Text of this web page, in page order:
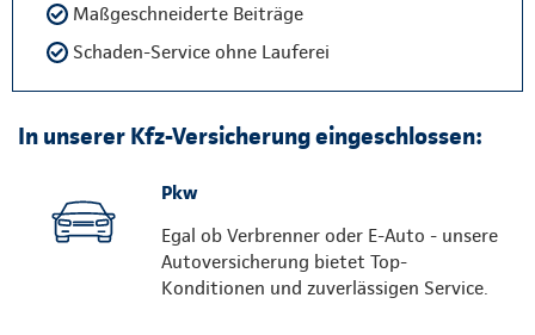
Maßgeschneiderte Beiträge
Schaden-Service ohne Lauferei
In unserer Kfz-Versicherung eingeschlossen:
Pkw
Egal ob Verbrenner oder E-Auto - unsere
Autoversicherung bietet Top-
Konditionen und zuverlässigen Service.